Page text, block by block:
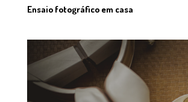
Ensaio fotográfico em casa